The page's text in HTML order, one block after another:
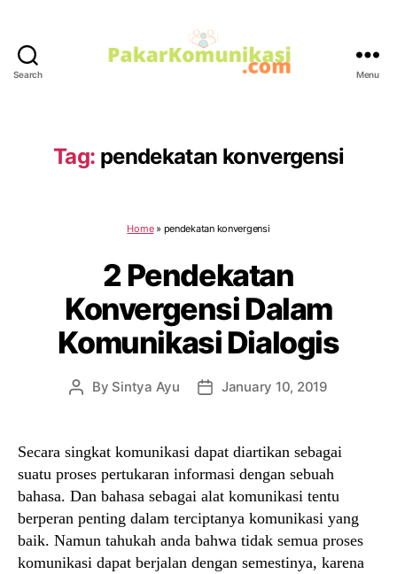
Search Menu
Tag: pendekatan konvergensi
Home» pendekatan konvergensi
2 Pendekatan
Konvergensi Dalam
Komunikasi Dialogis
Post
By Sintya Ayu
PostJanuary 10, 2019
Secara singkat komunikasi dapat diartikan sebagai
suatu proses pertukaran informasi dengan sebuah
bahasa. Dan bahasa sebagai alat komunikasi tentu
berperan penting dalam terciptanya komunikasi yang
baik. Namun tahukah anda bahwa tidak semua proses
komunikasi dapat berjalan dengan semestinya, karena